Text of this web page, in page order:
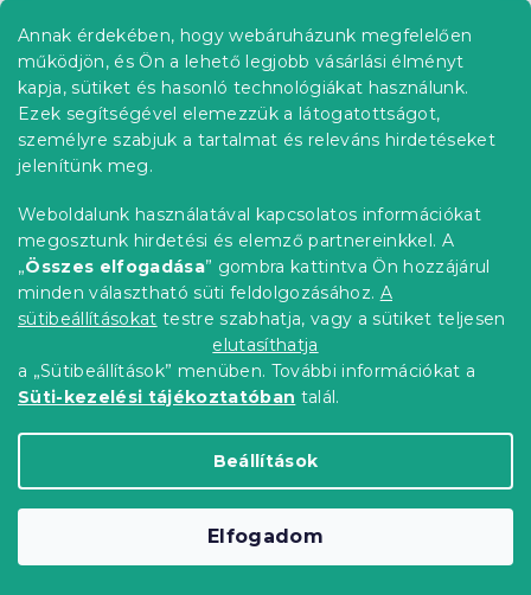
Annak érdekében, hogy webáruházunk megfelelően
működjön, és Ön a lehető legjobb vásárlási élményt
kapja, sütiket és hasonló technológiákat használunk.
Ezek segítségével elemezzük a látogatottságot,
személyre szabjuk a tartalmat és releváns hirdetéseket
jelenítünk meg.
Weboldalunk használatával kapcsolatos információkat
megosztunk hirdetési és elemző partnereinkkel. A
„Összes elfogadása” gombra kattintva Ön hozzájárul
minden választható süti feldolgozásához. A
sütibeállításokat testre szabhatja, vagy a sütiket teljesen
elutasíthatja
a „Sütibeállítások” menüben. További információkat a
Süti-kezelési tájékoztatóban talál.
Beállítások
Elfogadom
Törölköző PURELLO MINI 30x30 cm
fehér, 100% pamut
396 Ft Kosárba
i
s
t
a
összesen31termék